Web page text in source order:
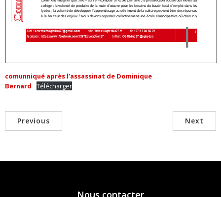
comunniqué après l’assassinat de Dominique
Bernard
Télécharger
Previous Next